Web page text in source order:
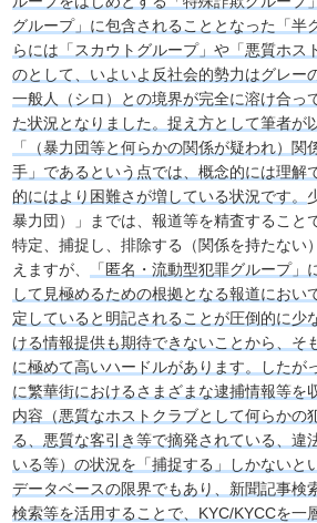
グループ」に包含されることとなった「半
らには「スカウトグループ」や「悪質ホス
のとして、いよいよ反社会的勢力はグレー
一般人（シロ）との境界が完全に溶け合っ
た状況となりました。捉え方として筆者が
「（暴力団等と何らかの関係が疑われ）関
手」であるという点では、概念的には理解
的にはより困難さが増している状況です。
暴力団）」までは、報道等を精査すること
特定、捕捉し、排除する（関係を持たない
えますが、
「匿名・流動型犯罪グループ」
して見極めるための根拠となる報道におい
定していると明記されることが圧倒的に少
ける情報提供も期待できないことから、そ
に極めて高いハードルがあります。したが
に繁華街におけるさまざまな逮捕情報等を
内容（悪質なホストクラブとして何らかの
る、悪質な客引き等で摘発されている、違
いる等）の状況を「捕捉する」しかないと
データベースの限界でもあり、新聞記事検
検索等を活用することで、KYC/KYCCを一